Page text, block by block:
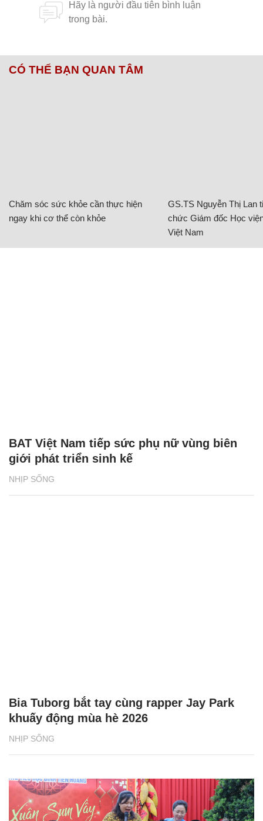
CÓ THỂ BẠN QUAN TÂM
Chăm sóc sức khỏe cần thực hiện
ngay khi cơ thể còn khỏe
GS.TS Nguyễn Thị Lan
chức Giám đốc Học
Việt Nam
NHỊP SỐNG
BAT Việt Nam tiếp sức phụ nữ vùng biên
giới phát triển sinh kế
NHỊP SỐNG
Bia Tuborg bắt tay cùng rapper Jay Park
khuấy động mùa hè 2026